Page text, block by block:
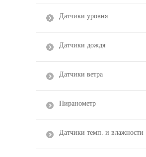
Датчики уровня
Датчики дождя
Датчики ветра
Пиранометр
Датчики темп. и влажности